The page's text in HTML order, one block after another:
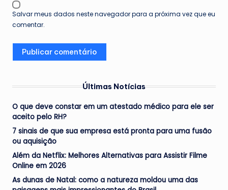
Salvar meus dados neste navegador para a próxima vez que eu
comentar.
Últimas Notícias
O que deve constar em um atestado médico para ele ser
aceito pelo RH?
7 sinais de que sua empresa está pronta para uma fusão
ou aquisição
Além da Netflix: Melhores Alternativas para Assistir Filme
Online em 2026
As dunas de Natal: como a natureza moldou uma das